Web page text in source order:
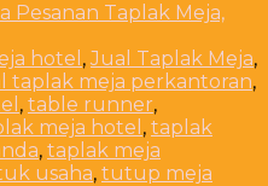
Pesanan Taplak Meja,
hotel ,Jual Taplak Meja,
taplak meja perkantoran,
, table runner,
meja hotel , taplak
, taplak meja
usaha, tutup meja